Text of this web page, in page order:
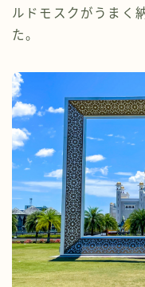
ルドモスクがうまく
た。